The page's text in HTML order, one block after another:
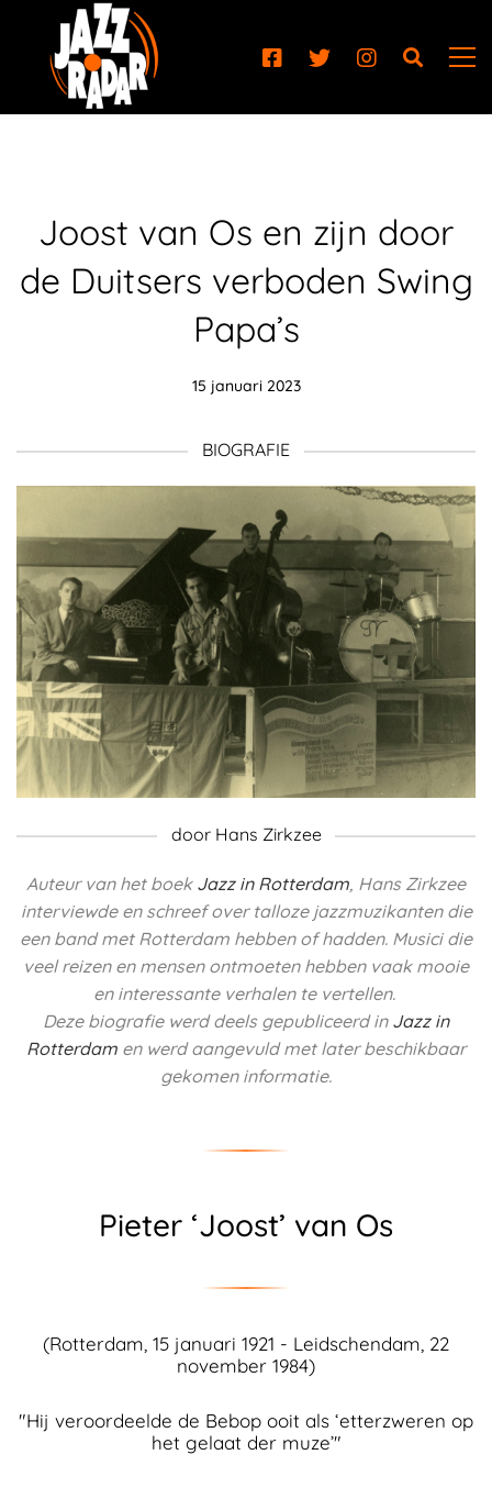
Joost van Os en zijn door
de Duitsers verboden Swing
Papa’s
15 januari 2023
BIOGRAFIE
door Hans Zirkzee
Auteur van het boek Jazz in Rotterdam, Hans Zirkzee
interviewde en schreef over talloze jazzmuzikanten die
een band met Rotterdam hebben of hadden. Musici die
veel reizen en mensen ontmoeten hebben vaak mooie
en interessante verhalen te vertellen.
Deze biografie werd deelsgepubliceerd in Jazz in
Rotterdam en werd aangevuld met later beschikbaar
gekomen informatie.
Pieter ‘Joost’ van Os
(Rotterdam, 15 januari 1921 - Leidschendam, 22
november 1984)
"Hij veroordeelde de Bebop ooit als ‘etterzweren op
het gelaat der muze’"